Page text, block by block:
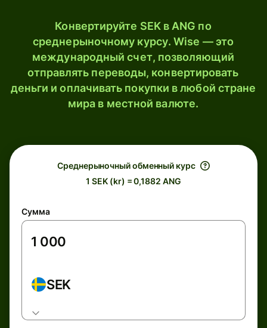
Конвертируйте SEK в ANG по
среднерыночному курсу. Wise — это
международный счет, позволяющий
отправлять переводы, конвертировать
деньги и оплачивать покупки в любой стране
мира в местной валюте.
Среднерыночный обменный курс
1 SEK (kr) = 0,1882 ANG
Сумма
SEK